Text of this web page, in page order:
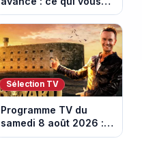
attend la semaine du
10 au 14 août 2026
(spoiler)
Sélection TV
Programme TV du
samedi 8 août 2026 :
notre sélection pour